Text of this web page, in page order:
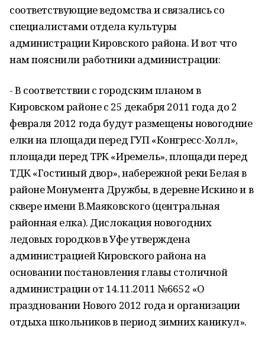
соответствующие ведомства и связались со
специалистами отдела культуры
администрации Кировского района. И вот что
нам пояснили работники администрации:
- В соответствии с городским планом в
Кировском районе с 25 декабря 2011 года до 2
февраля 2012 года будут размещены новогодние
елки на площади перед ГУП «Конгресс-Холл»,
площади перед ТРК «Иремель», площади перед
ТДК «Гостиный двор», набережной реки Белая в
районе Монумента Дружбы, в деревне Искино и в
сквере имени В.Маяковского (центральная
районная елка). Дислокация новогодних
ледовых городков в Уфе утверждена
администрацией Кировского района на
основании постановления главы столичной
администрации от 14.11.2011 №6652 «О
праздновании Нового 2012 года и организации
отдыха школьников в период зимних каникул».